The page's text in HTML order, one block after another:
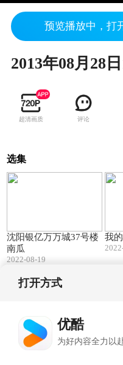
预览播放中，打
超清画质 评论
选集
沈阳银亿万万城37号楼
南瓜
2022-08-19
我
打开方式
优酷
为好内容全力以